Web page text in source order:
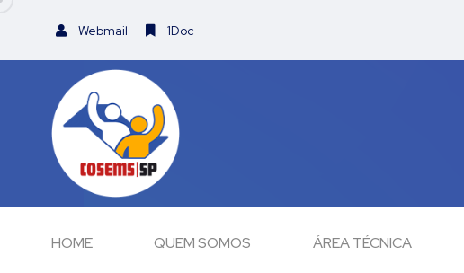
Webmail 1Doc
HOME QUEM SOMOS ÁREA TÉCNICA